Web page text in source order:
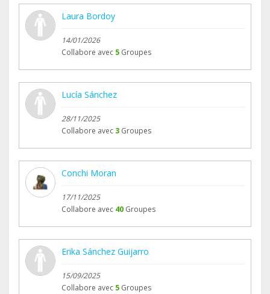
Laura Bordoy
14/01/2026
Collabore avec 5 Groupes
Lucía Sánchez
28/11/2025
Collabore avec 3 Groupes
Conchi Moran
17/11/2025
Collabore avec 40 Groupes
Erika Sánchez Guijarro
15/09/2025
Collabore avec 5 Groupes